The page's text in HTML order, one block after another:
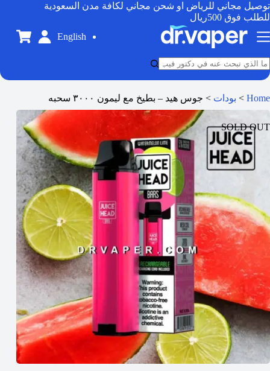
توصيل مجاني للرياض او شحن مجاني لكافة مدن السعودية
للطلب فوق 500ريال
English
Home
> بودات > جوس هيد – بطيخ مع ليمون ٣٠٠٠ سحبه
SOLD OUT